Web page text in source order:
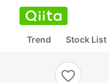
Trend Stock List